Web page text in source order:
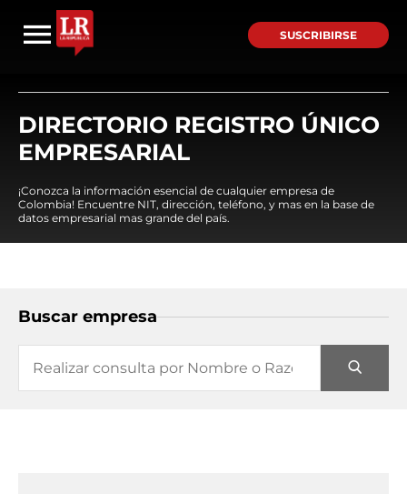
SUSCRIBIRSE
DIRECTORIO REGISTRO ÚNICO
EMPRESARIAL
¡Conozca la información esencial de cualquier empresa de
Colombia! Encuentre NIT, dirección, teléfono, y mas en la base de
datos empresarial mas grande del país.
Buscar empresa